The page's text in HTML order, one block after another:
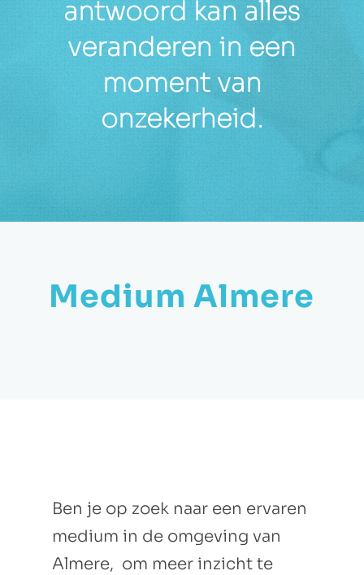
antwoord kan alles
veranderen in een
moment van
onzekerheid.
Medium Almere
Ben je op zoek naar een ervaren
medium in de omgeving van
Almere, om meer inzicht te